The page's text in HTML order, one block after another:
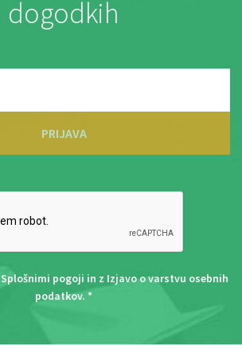
dogodkih
PRIJAVA
Splošnimi pogoji in z Izjavo o varstvu osebnih
podatkov. *